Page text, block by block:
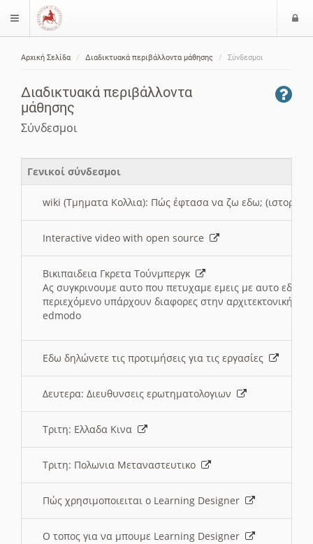
$langMenu
Αρχική Σελίδα Διαδικτυακά περιβάλλοντα μάθησης Σύνδεσμοι
Διαδικτυακά περιβάλλοντα
μάθησης
Σύνδεσμοι
Γενικοί σύνδεσμοι
wiki (Τμηματα Κολλια): Πώς έφτασα να ζω εδω; (ιστορια)
Interactive video with open source
Βικιπαιδεια Γκρετα Τούνμπεργκ
Ας συγκρινουμε αυτο που πετυχαμε εμεις με αυτο εδω
περιεχόμενο υπάρχουν διαφορες στην αρχιτεκτονική
edmodo
Εδω δηλώνετε τις προτιμήσεις για τις εργασίες
Δευτερα: Διευθυνσεις ερωτηματολογιων
Τριτη: Ελλαδα Κινα
Τριτη: Πολωνια Μεταναστευτικο
Πώς χρησιμοποιειται ο Learning Designer
O τοπος για να μπουμε Learning Designer